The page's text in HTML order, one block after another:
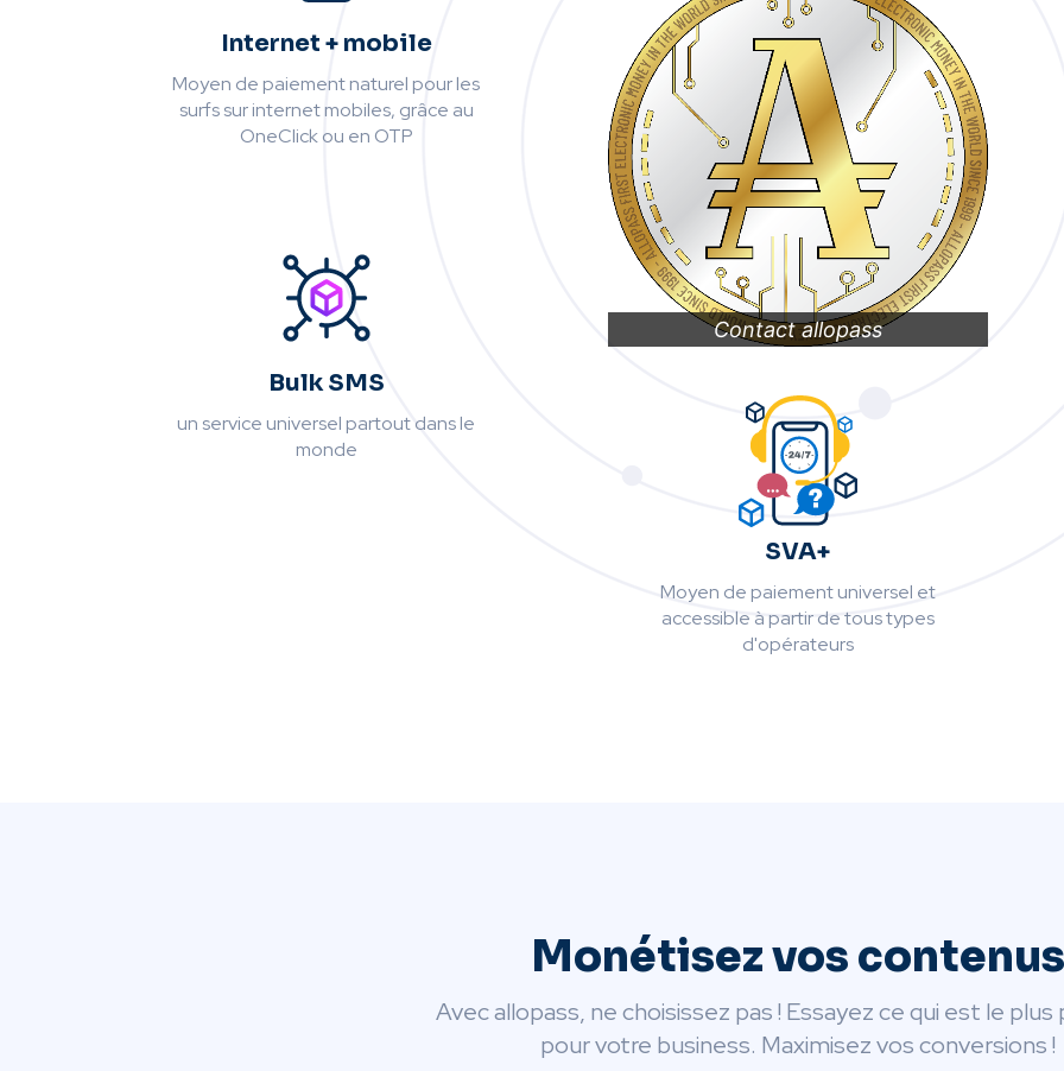
Internet + mobile
Moyen de paiement naturel pour les
surfs sur internet mobiles, grâce au
OneClick ou en OTP
Bulk SMS
un service universel partout dans le
monde
Contact allopass
SVA+
Moyen de paiement universel et
accessible à partir de tous types
d'opérateurs
Monétisez vos contenus
Avec allopass, ne choisissez pas ! Essayez ce qui est le
pour votre business. Maximisez vos conversions !